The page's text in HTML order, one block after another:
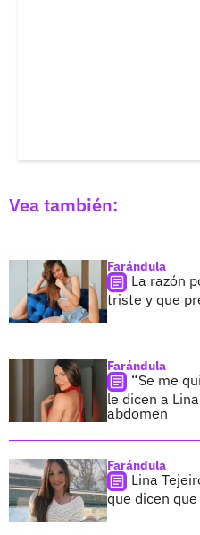
Vea también:
Farándula
La razón
triste y que
Farándula
“Se me
le dicen a
abdomen
Farándula
Lina
que dicen